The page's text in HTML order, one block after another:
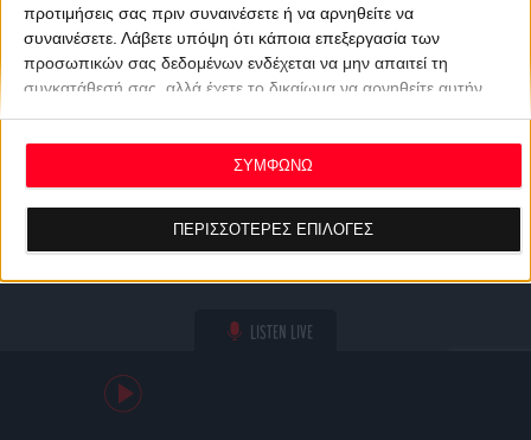
προτιμήσεις σας πριν συναινέσετε ή να αρνηθείτε να
συναινέσετε. Λάβετε υπόψη ότι κάποια επεξεργασία των
προσωπικών σας δεδομένων ενδέχεται να μην απαιτεί τη
συγκατάθεσή σας, αλλά έχετε το δικαίωμα να αρνηθείτε αυτήν
ανακαλέσετε τη συγκατάθεσή σας ανά πάσα στιγμή
επιστρέφοντας σε αυτόν τον ιστότοπο και κάνοντας κλικ στο
κουμπί "Απορρήτου" στο κάτω μέρος της ιστοσελίδας.
ΠΕΡΙΣΣΟΤΕΡΕΣ ΕΠΙΛΟΓΕΣ
ΣΥΜΦΩΝΩ
LISTEN LIVE